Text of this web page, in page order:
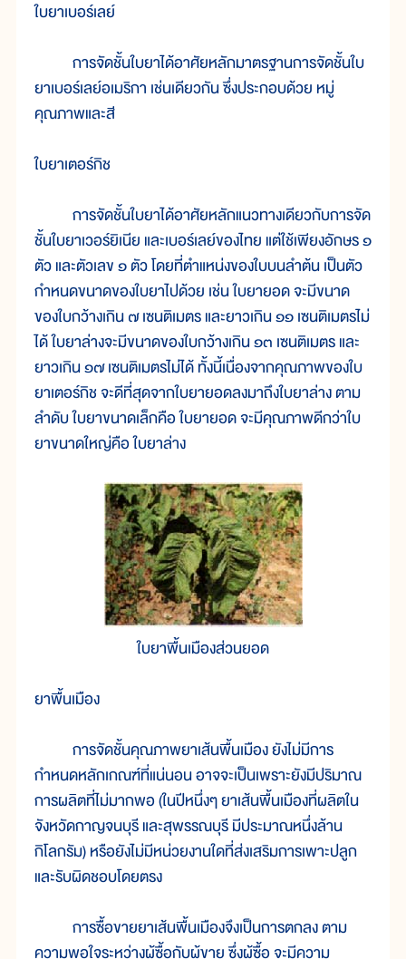
ใบยาเบอร์เลย์
การจัดชั้นใบยาได้อาศัยหลักมาตรฐานการจัดชั้นใบ
ยาเบอร์เลย์อเมริกา เช่นเดียวกัน ซึ่งประกอบด้วย หมู่
คุณภาพและสี
ใบยาเตอร์กิช
การจัดชั้นใบยาได้อาศัยหลักแนวทางเดียวกับการจัด
ชั้นใบยาเวอร์ยิเนีย และเบอร์เลย์ของไทย แต่ใช้เพียงอักษร ๑
ตัว และตัวเลข ๑ ตัว โดยที่ตำแหน่งของใบบนลำต้น เป็นตัว
กำหนดขนาดของใบยาไปด้วย เช่น ใบยายอด จะมีขนาด
ของใบกว้างเกิน ๗ เซนติเมตร และยาวเกิน ๑๑ เซนติเมตรไม่
ได้ ใบยาล่างจะมีขนาดของใบกว้างเกิน ๑๓ เซนติเมตร และ
ยาวเกิน ๑๗ เซนติเมตรไม่ได้ ทั้งนี้เนื่องจากคุณภาพของใบ
ยาเตอร์กิช จะดีที่สุดจากใบยายอดลงมาถึงใบยาล่าง ตาม
ลำดับ ใบยาขนาดเล็กคือ ใบยายอด จะมีคุณภาพดีกว่าใบ
ยาขนาดใหญ่คือ ใบยาล่าง
ใบยาพื้นเมืองส่วนยอด
ยาพื้นเมือง
การจัดชั้นคุณภาพยาเส้นพื้นเมือง ยังไม่มีการ
กำหนดหลักเกณฑ์ที่แน่นอน อาจจะเป็นเพราะยังมีปริมาณ
การผลิตที่ไม่มากพอ (ในปีหนึ่งๆ ยาเส้นพื้นเมืองที่ผลิตใน
จังหวัดกาญจนบุรี และสุพรรณบุรี มีประมาณหนึ่งล้าน
กิโลกรัม) หรือยังไม่มีหน่วยงานใดที่ส่งเสริมการเพาะปลูก
และรับผิดชอบโดยตรง
การซื้อขายยาเส้นพื้นเมืองจึงเป็นการตกลง ตาม
ความพอใจระหว่างผู้ซื้อกับผู้ขาย ซึ่งผู้ซื้อ จะมีความ